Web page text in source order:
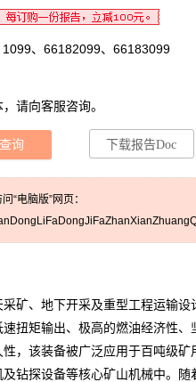
、66182099、66183099
请向客服咨询。
询 下载报告Doc
“电脑版”网页：
、地下开采及重型工程运输设
扭矩输出、极高的燃油经济性、
，该装备被广泛应用于百吨级矿
钻探设备等核心矿山机械中。随